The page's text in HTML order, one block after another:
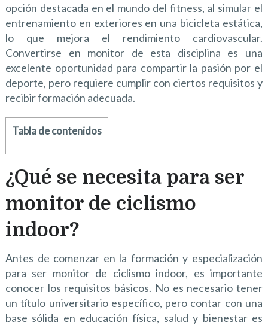
opción destacada en el mundo del fitness, al simular el
entrenamiento en exteriores en una bicicleta estática,
lo que mejora el rendimiento cardiovascular.
Convertirse en monitor de esta disciplina es una
excelente oportunidad para compartir la pasión por el
deporte, pero requiere cumplir con ciertos requisitos y
recibir formación adecuada.
Tabla de contenidos
¿Qué se necesita para ser
monitor de ciclismo
indoor?
Antes de comenzar en la formación y especialización
para ser monitor de ciclismo indoor, es importante
conocer los requisitos básicos. No es necesario tener
un título universitario específico, pero contar con una
base sólida en educación física, salud y bienestar es